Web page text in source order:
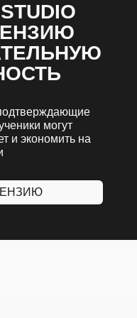
могут
и экономить на